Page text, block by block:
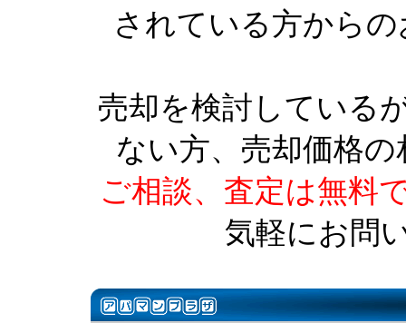
されている方から
売却を検討している
ない方、売却価格
ご相談、査定は無料
気軽にお問